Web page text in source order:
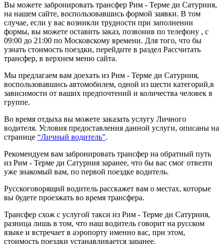
Вы можете забронировать трансфер Рим - Терме ди Сатурния,
на нашем сайте, воспользовавшись формой заявки. В том
случае, если у вас возникли трудности при заполнении
формы, вы можете оставить заказ, позвонив по телефону , с
09:00 до 21:00 по Московскому времени. Для того, что бы
узнать стоимость поездки, перейдите в раздел Рассчитать
трансфер, в верхнем меню сайта.
Мы предлагаем вам доехать из Рим - Терме ди Сатурния,
воспользовавшись автомобилем, одной из шести категорий,в
зависимости от ваших предпочтений и количества человек в
группе.
Во время отдыха вы можете заказать услугу Личного
водителя. Условия предоставления данной услуги, описаны на
странице “Личный водитель”.
Рекомендуем вам забронировать трансфер на обратный путь
из Рим - Терме ди Сатурния заранее, что бы вас смог отвезти
уже знакомый вам, по первой поездке водитель.
Русскоговорящий водитель расскажет вам о местах, которые
вы будете проезжать во время трансфера.
Трансфер схож с услугой такси из Рим - Терме ди Сатурния,
разница лишь в том, что наш водитель говорит на русском
языке и встречает в аэропорту именно вас, при этом,
стоимость поездки устанавливается заранее.